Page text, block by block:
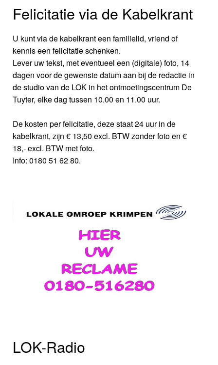
Felicitatie via de Kabelkrant
U kunt via de kabelkrant een familielid, vriend of
kennis een felicitatie schenken.
Lever uw tekst, met eventueel een (digitale) foto, 14
dagen voor de gewenste datum aan bij de redactie in
de studio van de LOK in het ontmoetingscentrum De
Tuyter, elke dag tussen 10.00 en 11.00 uur.
De kosten per felicitatie, deze staat 24 uur in de
kabelkrant, zijn € 13,50 excl. BTW zonder foto en €
18,- excl. BTW met foto.
Info: 0180 51 62 80.
LOK-Radio